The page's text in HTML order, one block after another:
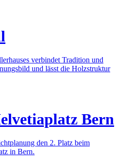
verbindet Tradition und
und lässt die Holzstruktur
Bern
den 2. Platz beim
in Bern.